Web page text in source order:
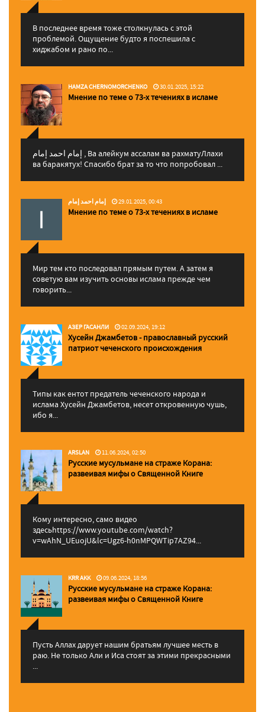
В последнее время тоже столкнулась с этой
проблемой. Ощущение будто я поспешила с
хиджабом и рано по...
HAMZA CHERNOMORCHENKO 30.01.2025, 15:22
Мнение по теме о 73-х течениях в исламе
إمام احمد إمام , Ва алейкум ассалам ва рахматуЛлахи
ва баракятух! Спасибо брат за то что попробовал ...
إمام احمد إمام 29.01.2025, 00:43
Мнение по теме о 73-х течениях в исламе
Мир тем кто последовал прямым путем. А затем я
советую вам изучить основы ислама прежде чем
говорить...
АЗЕР ГАСАНЛИ 02.09.2024, 19:12
Хусейн Джамбетов - православный русский
патриот чеченского происхождения
Типы как ентот предатель чеченского народа и
ислама Хусейн Джамбетов, несет откровенную чушь,
ибо я...
ARSLAN 11.06.2024, 02:50
Русские мусульмане на страже Корана:
pазвеивая мифы о Священной Книге
Кому интересно, само видео
здесьhttps://www.youtube.com/watch?
v=wAhN_UEuojU&lc=Ugz6-h0nMPQWTip7AZ94...
KRR AKK 09.06.2024, 18:56
Русские мусульмане на страже Корана:
pазвеивая мифы о Священной Книге
Пусть Аллах дарует нашим братьям лучшее месть в
раю. Не только Али и Иса стоят за этими прекрасными
...